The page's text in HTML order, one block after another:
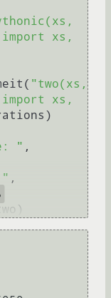
import xs,
"two(xs,
import xs,
" ,
" ,